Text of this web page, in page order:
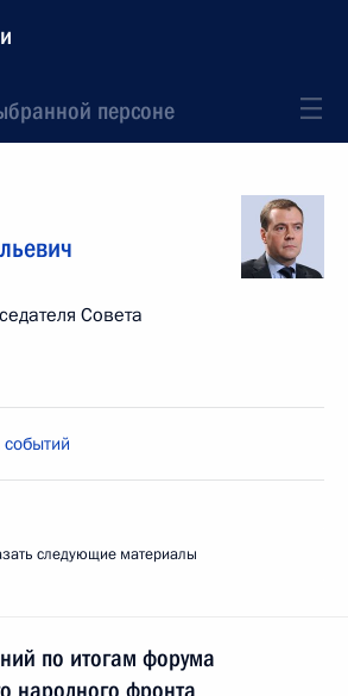
персоне
Совета
следующие материалы
по итогам форума
народного фронта